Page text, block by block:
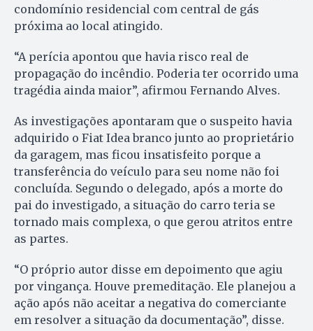
condomínio residencial com central de gás
próxima ao local atingido.
“A perícia apontou que havia risco real de
propagação do incêndio. Poderia ter ocorrido uma
tragédia ainda maior”, afirmou Fernando Alves.
As investigações apontaram que o suspeito havia
adquirido o Fiat Idea branco junto ao proprietário
da garagem, mas ficou insatisfeito porque a
transferência do veículo para seu nome não foi
concluída. Segundo o delegado, após a morte do
pai do investigado, a situação do carro teria se
tornado mais complexa, o que gerou atritos entre
as partes.
“O próprio autor disse em depoimento que agiu
por vingança. Houve premeditação. Ele planejou a
ação após não aceitar a negativa do comerciante
em resolver a situação da documentação”, disse.